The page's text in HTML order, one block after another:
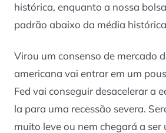
histórica, enquanto a nossa
padrão abaixo da média
Virou um consenso de mercado
americana vai entrar em um
Fed vai conseguir desacelerar a
la para uma recessão severa.
muito leve ou nem chegará a ser